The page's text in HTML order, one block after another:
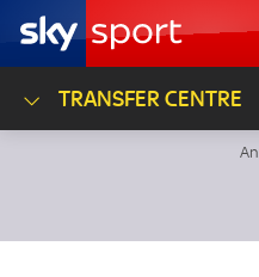
TRANSFER CENTRE